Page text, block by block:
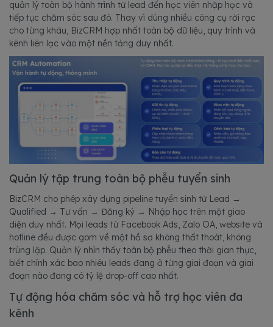
quản lý toàn bộ hành trình từ lead đến học viên nhập học và
tiếp tục chăm sóc sau đó. Thay vì dùng nhiều công cụ rời rạc
cho từng khâu, BizCRM hợp nhất toàn bộ dữ liệu, quy trình và
kênh liên lạc vào một nền tảng duy nhất.
Quản lý tập trung toàn bộ phễu tuyển sinh
BizCRM cho phép xây dựng pipeline tuyển sinh từ Lead →
Qualified → Tư vấn → Đăng ký → Nhập học trên một giao
diện duy nhất. Mọi leads từ Facebook Ads, Zalo OA, website và
hotline đều được gom về một hồ sơ không thất thoát, không
trùng lặp. Quản lý nhìn thấy toàn bộ phễu theo thời gian thực,
biết chính xác bao nhiêu leads đang ở từng giai đoạn và giai
đoạn nào đang có tỷ lệ drop-off cao nhất.
Tự động hóa chăm sóc và hỗ trợ học viên đa
kênh